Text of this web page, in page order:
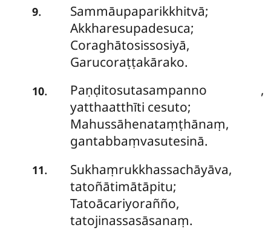
9.
Sammāupaparikkhitvā;
Akkharesupadesuca;
Coraghātosissosiyā,
Garucoraṭṭakārako.
10. Paṇḍitosutasampanno ,
yatthaatthīti cesuto;
Mahussāhenataṃṭhānaṃ,
gantabbaṃvasutesinā.
11.
Sukhaṃrukkhassachāyāva,
tatoñātimātāpitu;
Tatoācariyorañño,
tatojinassasāsanaṃ.